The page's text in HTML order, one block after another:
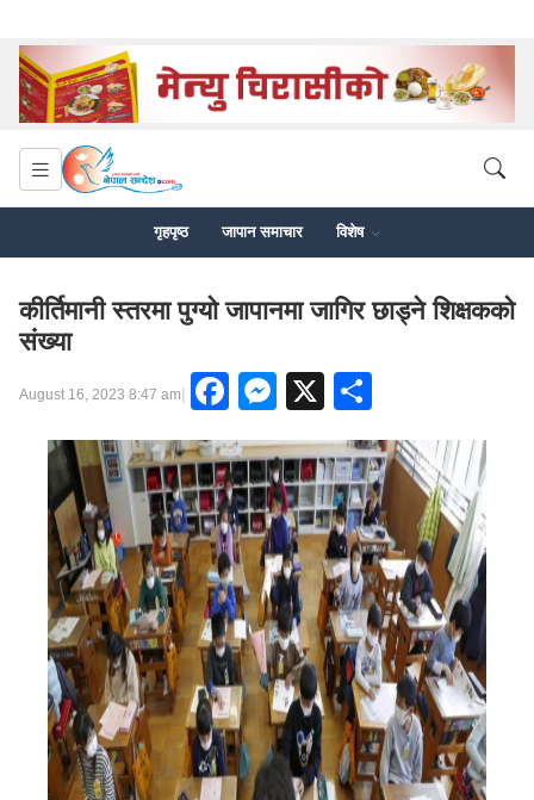
गृहपृष्ठ जापान समाचार विशेष
कीर्तिमानी स्तरमा पुग्यो जापानमा जागिर छाड्ने शिक्षकको
संख्या
August 16, 2023 8:47 am| Facebook
Messenger
X